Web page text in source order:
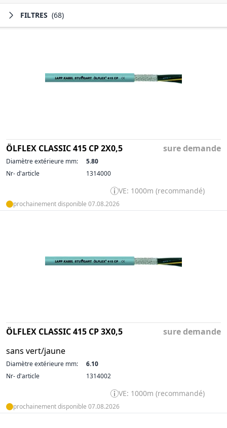
FILTRES (68)
ÖLFLEX CLASSIC 415 CP 2X0,5 sure demande
Diamètre extérieure mm:
5.80
Nr- d'article
1314000
VE: 1000m (recommandé)
prochainement disponible 07.08.2026
ÖLFLEX CLASSIC 415 CP 3X0,5
sans vert/jaune
sure demande
Diamètre extérieure mm:
6.10
Nr- d'article
1314002
VE: 1000m (recommandé)
prochainement disponible 07.08.2026